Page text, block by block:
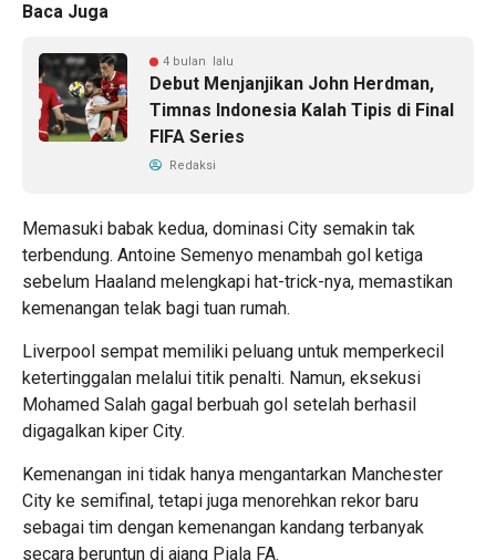
Baca Juga
4 bulan lalu
Debut Menjanjikan John Herdman,
Timnas Indonesia Kalah Tipis di Final
FIFA Series
Redaksi
Memasuki babak kedua, dominasi City semakin tak
terbendung. Antoine Semenyo menambah gol ketiga
sebelum Haaland melengkapi hat-trick-nya, memastikan
kemenangan telak bagi tuan rumah.
Liverpool sempat memiliki peluang untuk memperkecil
ketertinggalan melalui titik penalti. Namun, eksekusi
Mohamed Salah gagal berbuah gol setelah berhasil
digagalkan kiper City.
Kemenangan ini tidak hanya mengantarkan Manchester
City ke semifinal, tetapi juga menorehkan rekor baru
sebagai tim dengan kemenangan kandang terbanyak
secara beruntun di ajang Piala FA.